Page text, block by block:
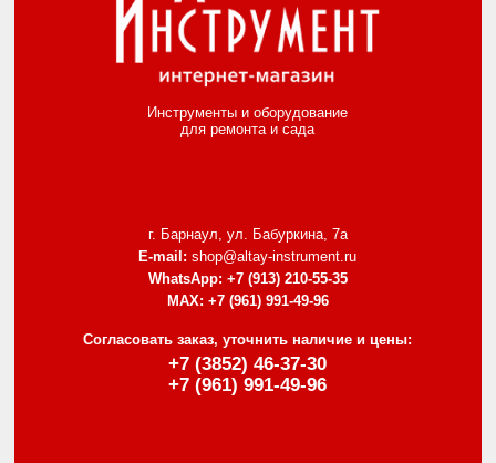
Инструменты и оборудование
для ремонта и сада
г. Барнаул, ул. Бабуркина, 7а
E-mail: shop@altay-instrument.ru
WhatsApp: +7 (913) 210-55-35
MAX: +7 (961) 991-49-96
Согласовать заказ, уточнить наличие и цены:
+7 (3852) 46-37-30
+7 (961) 991-49-96